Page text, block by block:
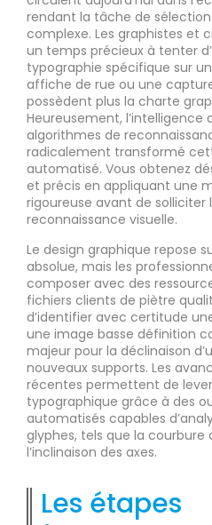
rendant la tâche de
complexe. Les graphistes et
un temps précieux à tenter
typographie spécifique sur
affiche de rue ou une
possèdent plus la charte
Heureusement, l’intelligence
algorithmes de
radicalement transformé
automatisé. Vous obtenez
et précis en appliquant une
rigoureuse avant de solliciter
reconnaissance visuelle.
Le design graphique repose
absolue, mais les
composer avec des
fichiers clients de piètre
d’identifier avec certitude
une image basse définition
majeur pour la déclinaison
nouveaux supports. Les
récentes permettent de
typographique grâce à des
automatisés capables
glyphes, tels que la
l’inclinaison des axes.
Les étapes